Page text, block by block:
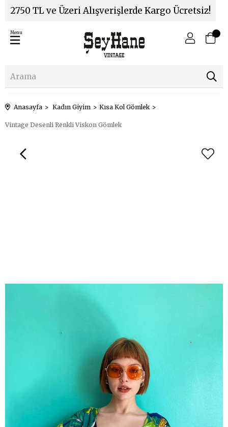
2750 TL ve Üzeri Alışverişlerde Kargo Ücretsiz!
Menu
Anasayfa Kadın Giyim Kısa Kol Gömlek
Vintage Desenli Renkli Viskon Gömlek